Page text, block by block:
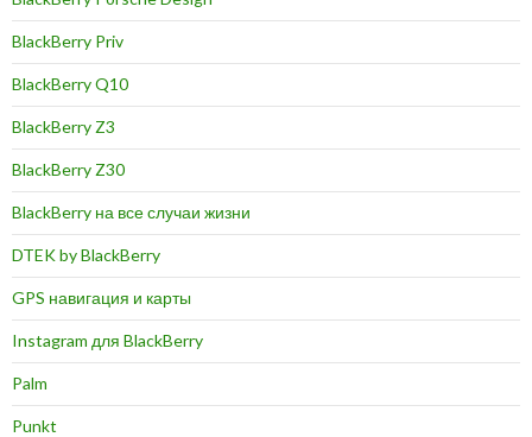
BlackBerry Priv
BlackBerry Q10
BlackBerry Z3
BlackBerry Z30
BlackBerry на все случаи жизни
DTEK by BlackBerry
GPS навигация и карты
Instagram для BlackBerry
Palm
Punkt